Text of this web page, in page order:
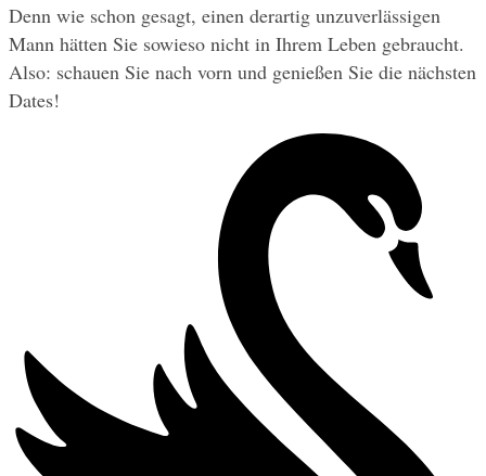
Denn wie schon gesagt, einen derartig unzuverlässigen
Mann hätten Sie sowieso nicht in Ihrem Leben gebraucht.
Also: schauen Sie nach vorn und genießen Sie die nächsten
Dates!